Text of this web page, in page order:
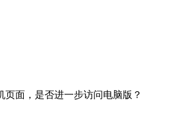
页面，是否进一步访问电脑版？